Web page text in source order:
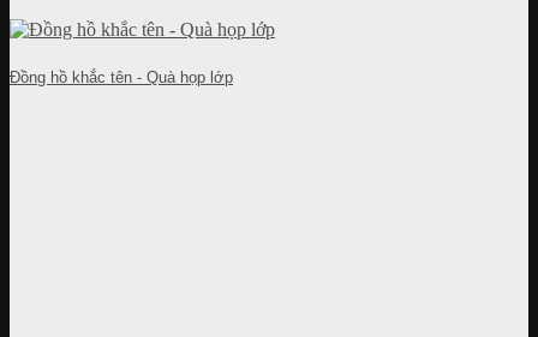
Đồng hồ khắc tên - Quà họp lớp